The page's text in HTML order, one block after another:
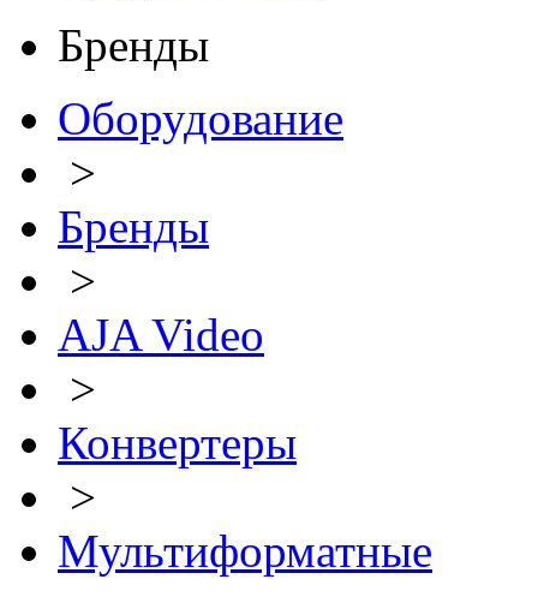
Бренды
Оборудование
>
Бренды
>
AJA Video
>
Конвертеры
>
Мультиформатные